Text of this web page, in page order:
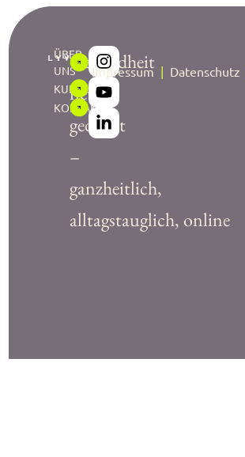
Gesundheit
neu
gedacht
–
ganzheitlich,
alltagstauglich, online
ÜBER
UNS
KURSE
KONTAKT
Impressum | Datenschutz